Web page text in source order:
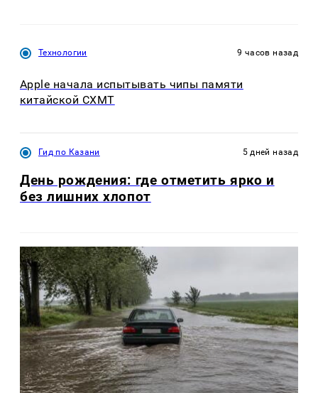
Технологии 9 часов назад
Apple начала испытывать чипы памяти
китайской CXMT
Гид по Казани 5 дней назад
День рождения: где отметить ярко и
без лишних хлопот